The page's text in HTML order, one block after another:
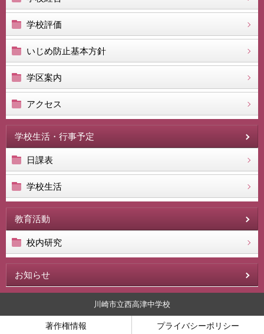
学校評価
いじめ防止基本方針
学区案内
アクセス
学校生活・行事予定
日課表
学校生活
教育活動
校内研究
お知らせ
川崎市立西高津中学校
著作権情報 プライバシーポリシー